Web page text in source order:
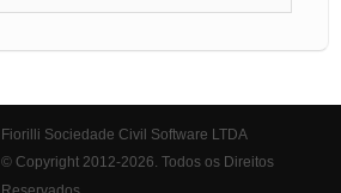
Fiorilli Sociedade Civil Software LTDA
© Copyright 2012-2026. Todos os Direitos